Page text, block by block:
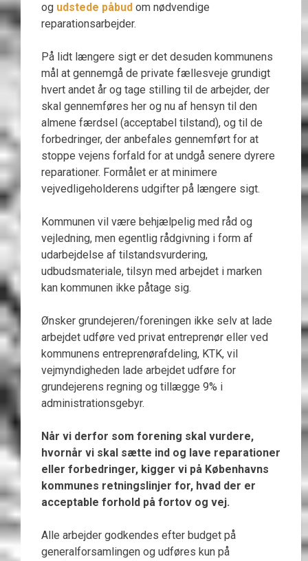
og udstede påbud om nødvendige
reparationsarbejder.
På lidt længere sigt er det desuden kommunens
mål at gennemgå de private fællesveje grundigt
hvert andet år og tage stilling til de arbejder, der
skal gennemføres her og nu af hensyn til den
almene færdsel (acceptabel tilstand), og til de
forbedringer, der anbefales gennemført for at
stoppe vejens forfald for at undgå senere dyrere
reparationer. Formålet er at minimere
vejvedligeholderens udgifter på længere sigt.
Kommunen vil være behjælpelig med råd og
vejledning, men egentlig rådgivning i form af
udarbejdelse af tilstandsvurdering,
udbudsmateriale, tilsyn med arbejdet i marken
kan kommunen ikke påtage sig.
Ønsker grundejeren/foreningen ikke selv at lade
arbejdet udføre ved privat entreprenør eller ved
kommunens entreprenørafdeling, KTK, vil
vejmyndigheden lade arbejdet udføre for
grundejerens regning og tillægge 9% i
administrationsgebyr.
Når vi derfor som forening skal vurdere,
hvornår vi skal sætte ind og lave reparationer
eller forbedringer, kigger vi på Københavns
kommunes retningslinjer for, hvad der er
acceptable forhold på fortov og vej.
Alle arbejder godkendes efter budget på
generalforsamlingen og udføres kun på